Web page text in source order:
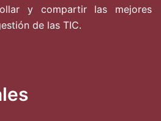
y compartir las mejores
de las TIC.